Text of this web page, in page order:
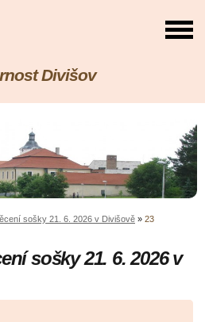
Divišov
sošky 21. 6. 2026 v Divišově » 23
sošky 21. 6. 2026 v